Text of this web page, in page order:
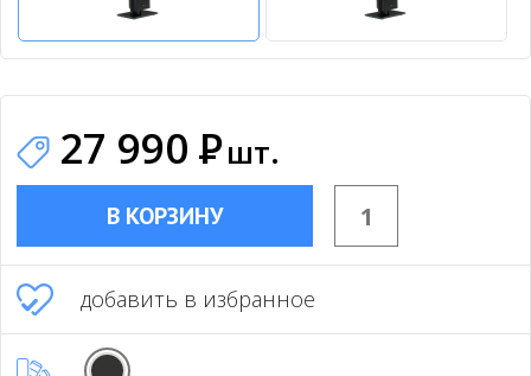
27 990 Ршт.
В КОРЗИНУ
добавить в избранное